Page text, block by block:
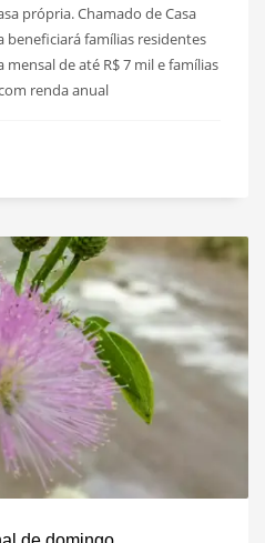
própria. Chamado de Casa
beneficiará famílias residentes
de até R$ 7 mil e famílias
renda anual